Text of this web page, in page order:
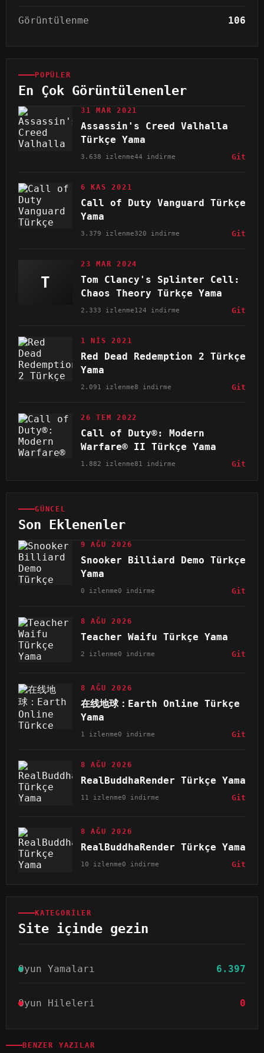
Görüntülenme 106
POPÜLER
En Çok Görüntülenenler
31 MAR 2021
Assassin's Creed Valhalla
Türkçe Yama
3.638 izlenme44 indirme Git
6 KAS 2021
Call of Duty Vanguard Türkçe
Yama
3.379 izlenme320 indirme Git
T
23 MAR 2024
Tom Clancy's Splinter Cell:
Chaos Theory Türkçe Yama
2.333 izlenme124 indirme Git
1 NIS 2021
Red Dead Redemption 2 Türkçe
Yama
2.091 izlenme8 indirme Git
26 TEM 2022
Call of Duty®: Modern
Warfare® II Türkçe Yama
1.882 izlenme81 indirme Git
GÜNCEL
Son Eklenenler
9 AĞU 2026
Snooker Billiard Demo Türkçe
Yama
0 izlenme0 indirme Git
8 AĞU 2026
Teacher Waifu Türkçe Yama
2 izlenme0 indirme Git
8 AĞU 2026
在线地球：Earth Online Türkçe
Yama
1 izlenme0 indirme Git
8 AĞU 2026
RealBuddhaRender Türkçe Yama
11 izlenme0 indirme Git
8 AĞU 2026
RealBuddhaRender Türkçe Yama
10 izlenme0 indirme Git
KATEGORILER
Site içinde gezin
Oyun Yamaları 6.397
Oyun Hileleri 0
BENZER YAZILAR